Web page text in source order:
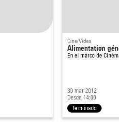
Cine/Video
Alimentation
En el marco de
30 mar 2012
Desde 14:00
Terminado